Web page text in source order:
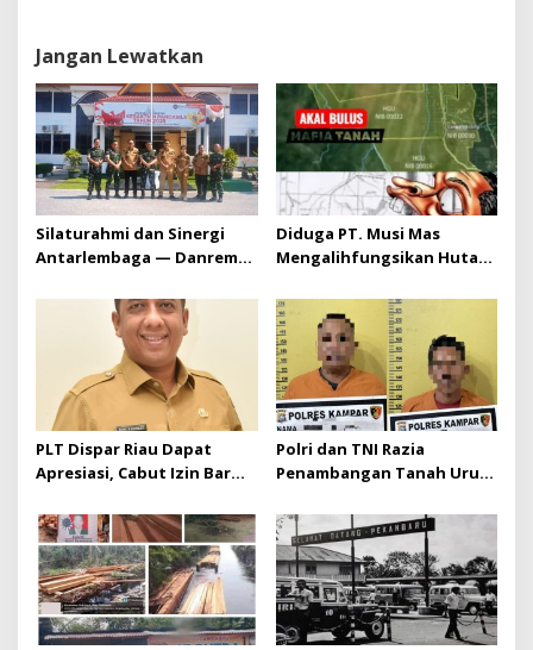
Jangan Lewatkan
Silaturahmi dan Sinergi
Antarlembaga — Danrem
Kejaksaan Negeri Kuansing
Diduga PT. Musi Mas
Mengalihfungsikan Hutan
diduga melebihi batas izin
yang diizinkan
PLT Dispar Riau Dapat
Apresiasi, Cabut Izin Bar
Pro-Rakyat
Polri dan TNI Razia
Penambangan Tanah Urug,